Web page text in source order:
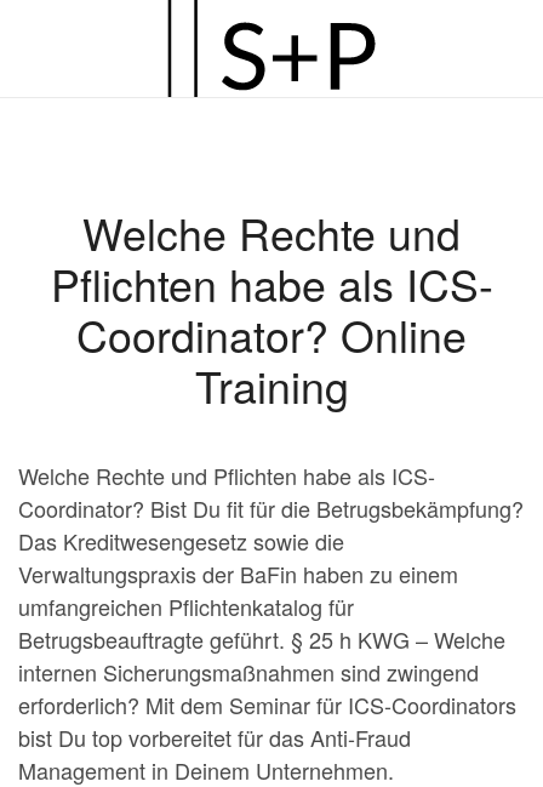
Welche Rechte und
Pflichten habe als ICS-
Coordinator? Online
Training
Welche Rechte und Pflichten habe als ICS-
Coordinator? Bist Du fit für die Betrugsbekämpfung?
Das Kreditwesengesetz sowie die
Verwaltungspraxis der BaFin haben zu einem
umfangreichen Pflichtenkatalog für
Betrugsbeauftragte geführt. § 25 h KWG – Welche
internen Sicherungsmaßnahmen sind zwingend
erforderlich? Mit dem Seminar für ICS-Coordinators
bist Du top vorbereitet für das Anti-Fraud
Management in Deinem Unternehmen.